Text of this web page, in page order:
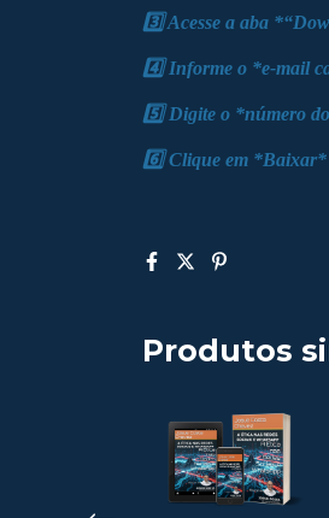
3️⃣ Acesse a aba
4️⃣ Informe o *e-mail
5️⃣ Digite o *número
6️⃣ Clique em *Baixar*
Produtos